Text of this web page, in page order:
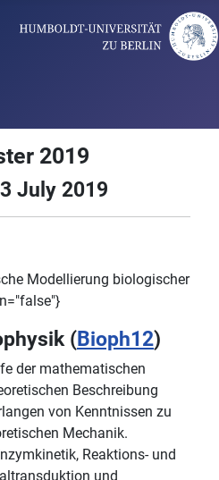
2019
July 2019
Modellierung biologischer
(Bioph12)
der mathematischen
Beschreibung
von Kenntnissen zu
Mechanik.
Reaktions- und
und